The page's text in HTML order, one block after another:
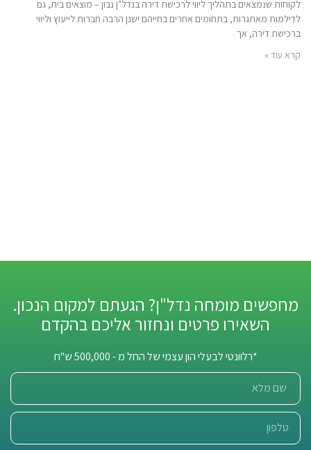
לקוחות שנמצאים בתהליך ליווי לרכישת דירה בנדל"ן נבון – מוצאים בית, גם
לדילמות מאתגרות, בתחומים אחרים בחייהם ישנן הרבה חברות לייעוץ וליווי
ברכישת דירה, אך
קרא עוד »
מחפשים מומחה נדל"ן? הגעתם למקום הנכון.
השאירו פרטים ונחזור אליכם בהקדם
*רלוונטי לבעלי הון עצמי של החל מ - 500,000 ש"ח